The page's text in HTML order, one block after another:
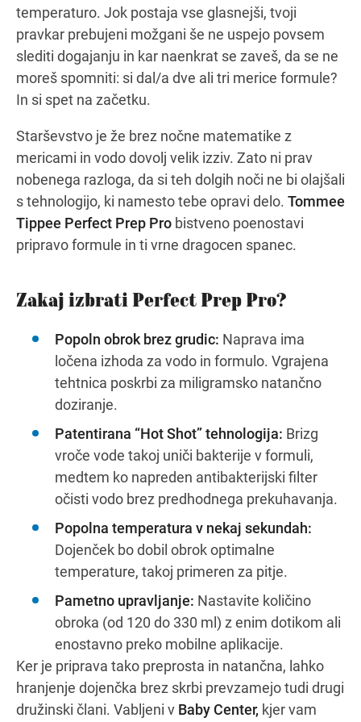
temperaturo. Jok postaja vse glasnejši, tvoji
pravkar prebujeni možgani še ne uspejo povsem
slediti dogajanju in kar naenkrat se zaveš, da se ne
moreš spomniti: si dal/a dve ali tri merice formule?
In si spet na začetku.
Starševstvo je že brez nočne matematike z
mericami in vodo dovolj velik izziv. Zato ni prav
nobenega razloga, da si teh dolgih noči ne bi olajšali
s tehnologijo, ki namesto tebe opravi delo. Tommee
Tippee Perfect Prep Pro bistveno poenostavi
pripravo formule in ti vrne dragocen spanec.
Zakaj izbrati Perfect Prep Pro?
Popoln obrok brez grudic: Naprava ima
ločena izhoda za vodo in formulo. Vgrajena
tehtnica poskrbi za miligramsko natančno
doziranje.
Patentirana “Hot Shot” tehnologija: Brizg
vroče vode takoj uniči bakterije v formuli,
medtem ko napreden antibakterijski filter
očisti vodo brez predhodnega prekuhavanja.
Popolna temperatura v nekaj sekundah:
Dojenček bo dobil obrok optimalne
temperature, takoj primeren za pitje.
Pametno upravljanje: Nastavite količino
obroka (od 120 do 330 ml) z enim dotikom ali
enostavno preko mobilne aplikacije.
Ker je priprava tako preprosta in natančna, lahko
hranjenje dojenčka brez skrbi prevzamejo tudi drugi
družinski člani. Vabljeni v Baby Center, kjer vam